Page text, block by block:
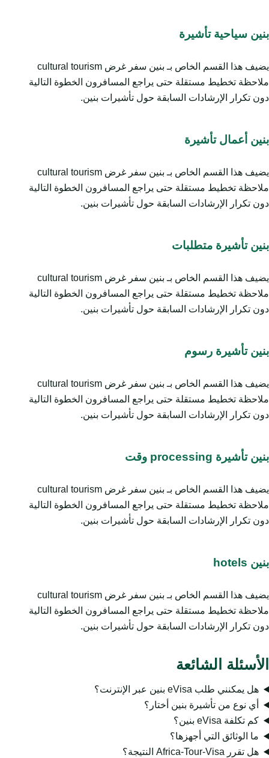
بنين سياحية تأشيرة
يضيف هذا القسم الخاص بـ بنين سفر غرض cultural tourism
ملاحظة تخطيط مستقلة حتى يراجع المسافرون الخطوة التالية
دون تكرار الإرشادات السابقة حول تأشيرات بنين.
بنين أعمال تأشيرة
يضيف هذا القسم الخاص بـ بنين سفر غرض cultural tourism
ملاحظة تخطيط مستقلة حتى يراجع المسافرون الخطوة التالية
دون تكرار الإرشادات السابقة حول تأشيرات بنين.
بنين تأشيرة متطلبات
يضيف هذا القسم الخاص بـ بنين سفر غرض cultural tourism
ملاحظة تخطيط مستقلة حتى يراجع المسافرون الخطوة التالية
دون تكرار الإرشادات السابقة حول تأشيرات بنين.
بنين تأشيرة رسوم
يضيف هذا القسم الخاص بـ بنين سفر غرض cultural tourism
ملاحظة تخطيط مستقلة حتى يراجع المسافرون الخطوة التالية
دون تكرار الإرشادات السابقة حول تأشيرات بنين.
بنين تأشيرة processing وقت
يضيف هذا القسم الخاص بـ بنين سفر غرض cultural tourism
ملاحظة تخطيط مستقلة حتى يراجع المسافرون الخطوة التالية
دون تكرار الإرشادات السابقة حول تأشيرات بنين.
بنين hotels
يضيف هذا القسم الخاص بـ بنين سفر غرض cultural tourism
ملاحظة تخطيط مستقلة حتى يراجع المسافرون الخطوة التالية
دون تكرار الإرشادات السابقة حول تأشيرات بنين.
الأسئلة الشائعة
هل يمكنني طلب eVisa بنين عبر الإنترنت؟
أي نوع من تأشيرة بنين أختار؟
كم تكلفة eVisa بنين؟
ما الوثائق التي أجهزها؟
هل تقرر Africa-Tour-Visa النتيجة؟